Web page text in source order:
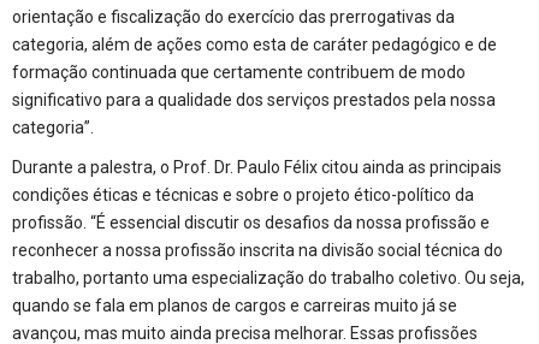
orientação e fiscalização do exercício das prerrogativas da
categoria, além de ações como esta de caráter pedagógico e de
formação continuada que certamente contribuem de modo
significativo para a qualidade dos serviços prestados pela nossa
categoria”.
Durante a palestra, o Prof. Dr. Paulo Félix citou ainda as principais
condições éticas e técnicas e sobre o projeto ético-político da
profissão. “É essencial discutir os desafios da nossa profissão e
reconhecer a nossa profissão inscrita na divisão social técnica do
trabalho, portanto uma especialização do trabalho coletivo. Ou seja,
quando se fala em planos de cargos e carreiras muito já se
avançou, mas muito ainda precisa melhorar. Essas profissões